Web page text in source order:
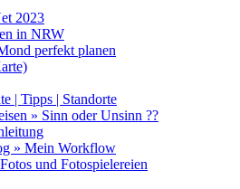
2023
in NRW
perfekt planen
| Tipps | Standorte
» Sinn oder Unsinn ??
» Mein Workflow
und Fotospielereien